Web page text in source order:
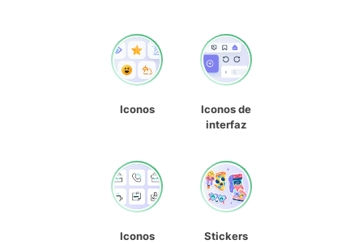
Iconos
Iconos de
interfaz
Iconos
Stickers